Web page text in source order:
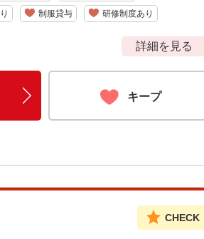
制服貸与 研修制度あり
詳細を見る
キープ
CHECK